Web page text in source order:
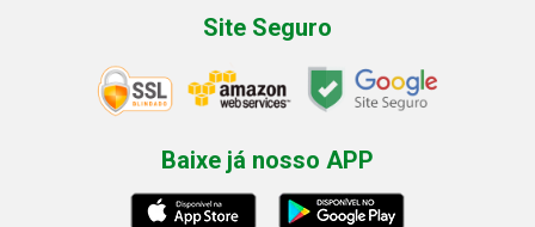
Site Seguro
Baixe já nosso APP